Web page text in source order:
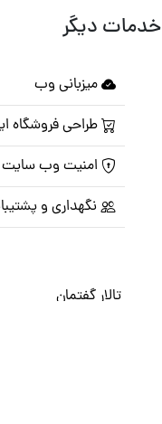
خدمات دیگر
میزبانی وب
طراحی فروشگاه
امنیت وب سایت
نگهداری و
تالار گفتمان